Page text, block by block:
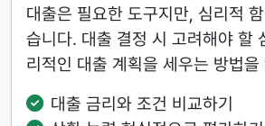
대출은 필요한 도구지만, 심리적
습니다. 대출 결정 시 고려해야 할
리적인 대출 계획을 세우는 방법을
대출 금리와 조건 비교하기